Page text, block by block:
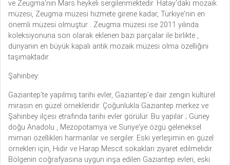
ve Zeugma’nın Mars heykeli sergilenmektedir. Hatay'daki mozaik
müzesi, Zeugma müzesi hizmete girene kadar, Türkiye'nin en
önemli müzesi olmuştur . Zeugma müzesi ise 2011 yılında
koleksiyonuna son olarak eklenen bazı parçalar ile birlikte ,
dünyanın en büyük kapalı antik mozaik müzesi olma özelliğini
taşımaktadır.
Şahinbey:
Gaziantep’te yapılmış tarihi evler, Gaziantep’e dair zengin kültürel
mirasın en güzel örnekleridir. Çoğunlukla Gaziantep merkez ve
Şahinbey ilçesi etrafında tarihi evler görülür. Bu yapılar ; Güney
doğu Anadolu , Mezopotamya ve Suriye'ye özgü geleneksel
mimari özellikleri harmanlar ve sergiler. Eski yerleşimin en güzel
örnekleri için, Hidir ve Harap Mescit sokakları ziyaret edilmelidir.
Bölgenin coğrafyasına uygun inşa edilen Gaziantep evleri, eski